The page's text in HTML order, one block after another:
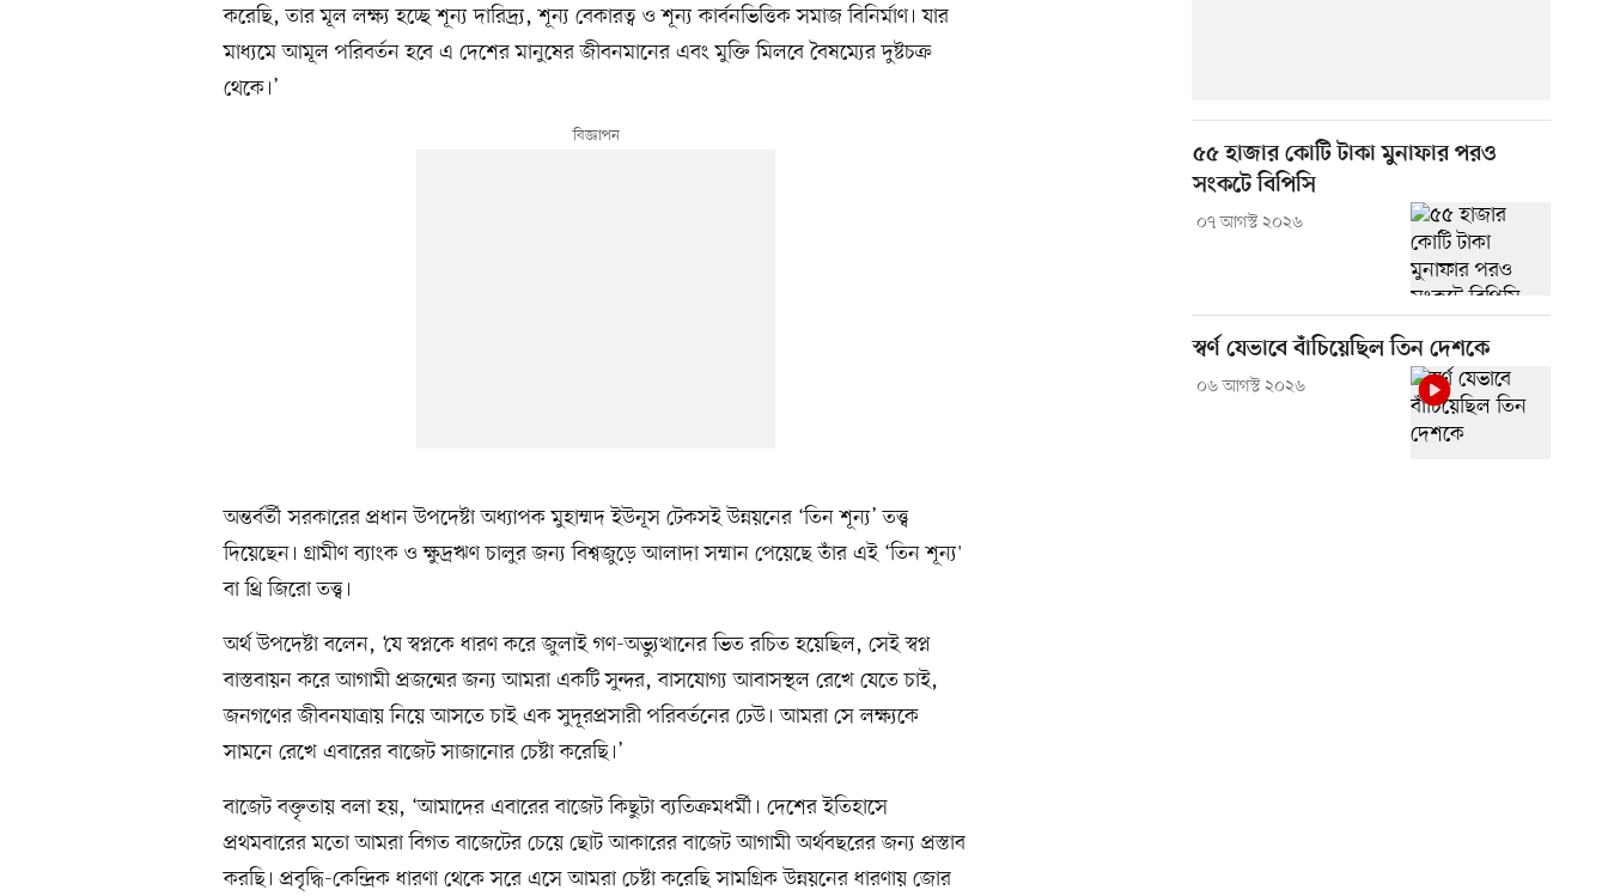
করেছি, তার মূল লক্ষ্য হচ্ছে শূন্য দারিদ্র্য, শূন্য বেকারত্ব ও শূন্য কার্বনভিত্তিক সমাজ বিনির্মাণ। যার
মাধ্যমে আমূল পরিবর্তন হবে এ দেশের মানুষের জীবনমানের এবং মুক্তি মিলবে বৈষম্যের দুষ্টচক্র
থেকে।’
অন্তর্বর্তী সরকারের প্রধান উপদেষ্টা অধ্যাপক মুহাম্মদ ইউনূস টেকসই উন্নয়নের ‘তিন শূন্য’ তত্ত্ব
দিয়েছেন। গ্রামীণ ব্যাংক ও ক্ষুদ্রঋণ চালুর জন্য বিশ্বজুড়ে আলাদা সম্মান পেয়েছে তাঁর এই ‘তিন শূন্য'
বা থ্রি জিরো তত্ত্ব।
অর্থ উপদেষ্টা বলেন, ‘যে স্বপ্নকে ধারণ করে জুলাই গণ-অভ্যুত্থানের ভিত রচিত হয়েছিল, সেই স্বপ্ন
বাস্তবায়ন করে আগামী প্রজন্মের জন্য আমরা একটি সুন্দর, বাসযোগ্য আবাসস্থল রেখে যেতে চাই,
জনগণের জীবনযাত্রায় নিয়ে আসতে চাই এক সুদূরপ্রসারী পরিবর্তনের ঢেউ। আমরা সে লক্ষ্যকে
সামনে রেখে এবারের বাজেট সাজানোর চেষ্টা করেছি।’
বাজেট বক্তৃতায় বলা হয়, ‘আমাদের এবারের বাজেট কিছুটা ব্যতিক্রমধর্মী। দেশের ইতিহাসে
প্রথমবারের মতো আমরা বিগত বাজেটের চেয়ে ছোট আকারের বাজেট আগামী অর্থবছরের জন্য প্রস্তাব
করছি। প্রবৃদ্ধি-কেন্দ্রিক ধারণা থেকে সরে এসে আমরা চেষ্টা করেছি সামগ্রিক উন্নয়নের ধারণায় জোর
৫৫ হাজার কোটি টাকা মুনাফার পরও
সংকটে বিপিসি
০৭ আগস্ট ২০২৬
স্বর্ণ যেভাবে বাঁচিয়েছিল তিন দেশকে
০৬ আগস্ট ২০২৬